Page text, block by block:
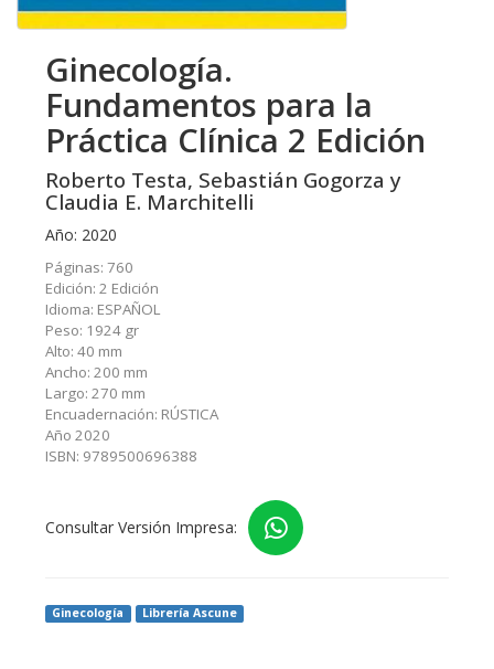
Ginecología.
Fundamentos para la
Práctica Clínica 2 Edición
Roberto Testa, Sebastián Gogorza y
Claudia E. Marchitelli
Año: 2020
Páginas: 760
Edición: 2 Edición
Idioma: ESPAÑOL
Peso: 1924 gr
Alto: 40 mm
Ancho: 200 mm
Largo: 270 mm
Encuadernación: RÚSTICA
Año 2020
ISBN: 9789500696388
Consultar Versión Impresa:
Ginecología Librería Ascune